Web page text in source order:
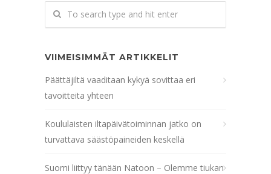
VIIMEISIMMÄT ARTIKKELIT
Päättäjiltä vaaditaan kykyä sovittaa eri
tavoitteita yhteen
Koululaisten iltapäivätoiminnan jatko on
turvattava säästöpaineiden keskellä
Suomi liittyy tänään Natoon – Olemme tiukan